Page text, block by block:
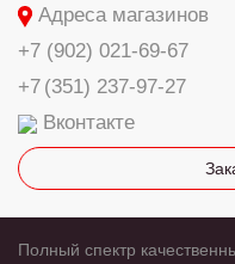
Адреса магазинов
+7 (902) 021-69-67
+7 (351) 237-97-27
Вконтакте
Полный спектр